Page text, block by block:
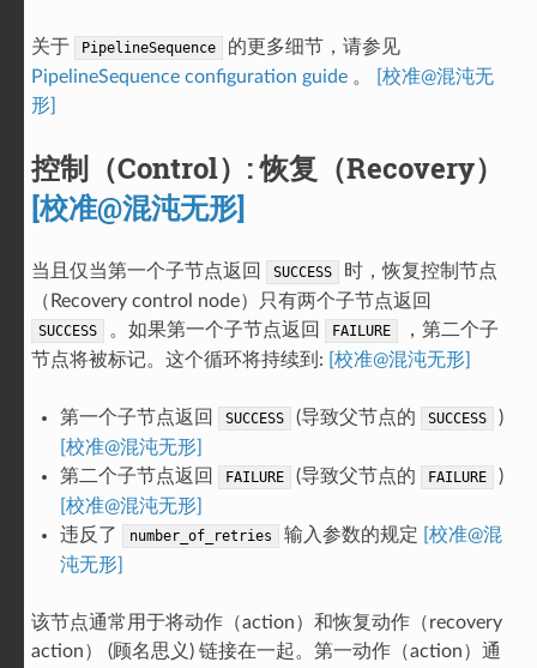
关于 PipelineSequence
的更多细节，请参见
PipelineSequence configuration guide。
[校准@混沌无
形]
控制（Control）: 恢复（Recovery）
[校准@混沌无形]
当且仅当第一个子节点返回 SUCCESS
时，恢复控制节点
（Recovery control node）只有两个子节点返回
SUCCESS 。如果第一个子节点返回 FAILURE
，第二个子
节点将被标记。这个循环将持续到:
[校准@混沌无形]
第一个子节点返回 SUCCESS (导致父节点的 SUCCESS
)
[校准@混沌无形]
第二个子节点返回
FAILURE (导致父节点的 FAILURE
)
[校准@混沌无形]
违反了
number_of_retries 输入参数的规定
[校准@混
沌无形]
该节点通常用于将动作（action）和恢复动作（recovery
action） (顾名思义) 链接在一起。第一动作（action）通